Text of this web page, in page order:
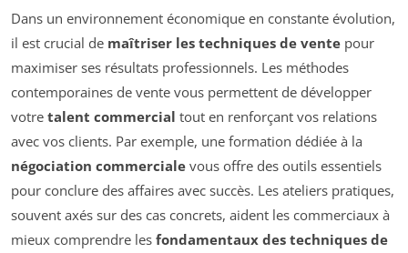
Dans un environnement économique en constante évolution,
il est crucial de maîtriser les techniques de vente pour
maximiser ses résultats professionnels. Les méthodes
contemporaines de vente vous permettent de développer
votre talent commercial tout en renforçant vos relations
avec vos clients. Par exemple, une formation dédiée à la
négociation commerciale vous offre des outils essentiels
pour conclure des affaires avec succès. Les ateliers pratiques,
souvent axés sur des cas concrets, aident les commerciaux à
mieux comprendre les fondamentaux des techniques de